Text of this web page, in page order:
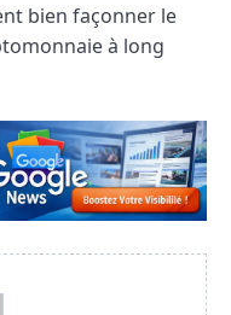
bien façonner le
à long